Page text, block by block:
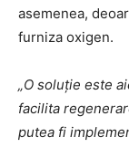
asemenea,
furniza oxigen.
„O soluție este
facilita
putea fi